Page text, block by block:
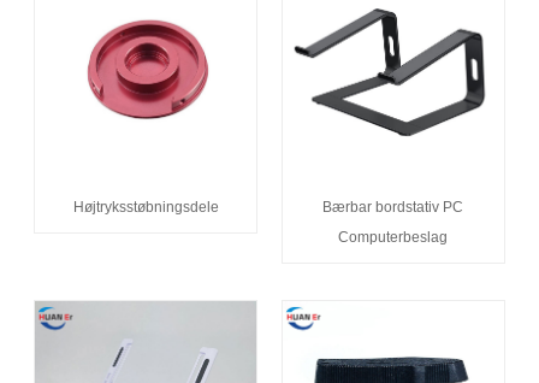
Højtryksstøbningsdele
Bærbar bordstativ PC
Computerbeslag